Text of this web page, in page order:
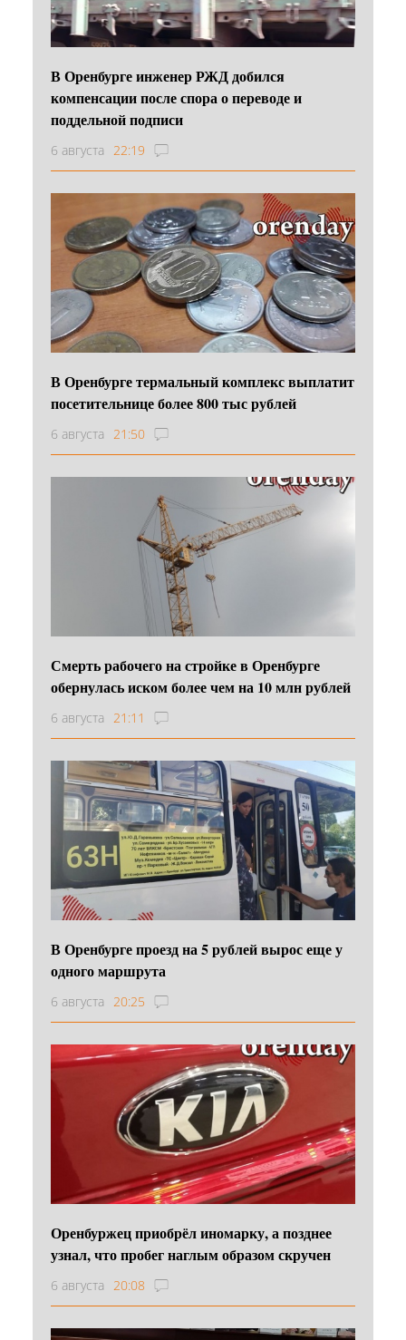
В Оренбурге инженер РЖД добился
компенсации после спора о переводе и
поддельной подписи
6 августа 22:19
В Оренбурге термальный комплекс выплатит
посетительнице более 800 тыс рублей
6 августа 21:50
Смерть рабочего на стройке в Оренбурге
обернулась иском более чем на 10 млн рублей
6 августа 21:11
В Оренбурге проезд на 5 рублей вырос еще у
одного маршрута
6 августа 20:25
Оренбуржец приобрёл иномарку, а позднее
узнал, что пробег наглым образом скручен
6 августа 20:08